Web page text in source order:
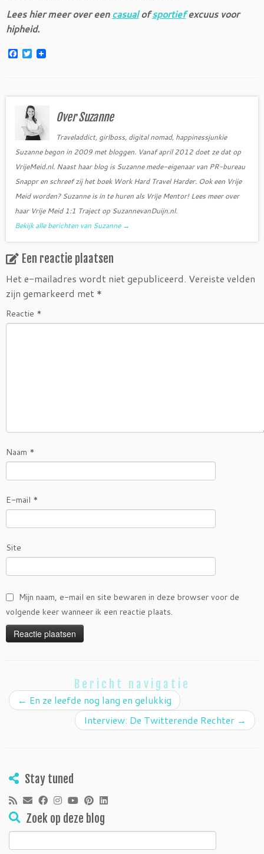
Lees hier meer over eencasualofsportiefexcuus voor
hipheid.
F
o
T
w
e
r
Over Suzanne
Traveladdict, girlboss, digital nomad, happinessjunkie
Suzanne begon in 2009 met bloggen. Vanaf april 2012 doet ze dat op
VrijeMeid.nl. Naast haar blog is Suzanne mede-eigenaar van PR-bureau
Snappr en schreef zij het boek Work Hard Travel Harder. Ook een Vrije
Meid worden? Suzanne is in te huren als Vrije Mentor! Lees meer over
haar Vrije Meid 1:1 Traject op SuzannevanDuijn.nl.
Bekijk alle berichten van Suzanne →
Een reactie plaatsen
Het e-mailadres wordt niet gepubliceerd. Vereiste velden
zijn gemarkeerd met *
Reactie *
Naam *
E-mail *
Site
Mijn naam, e-mail en site bewaren in deze browser voor de
volgende keer wanneer ik een reactie plaats.
Bericht navigatie
← En ze leefde nog lang en gelukkig
Interview: De Twitterende Rechter →
Stay tuned
Zoek op deze blog
Zoeken
naar: